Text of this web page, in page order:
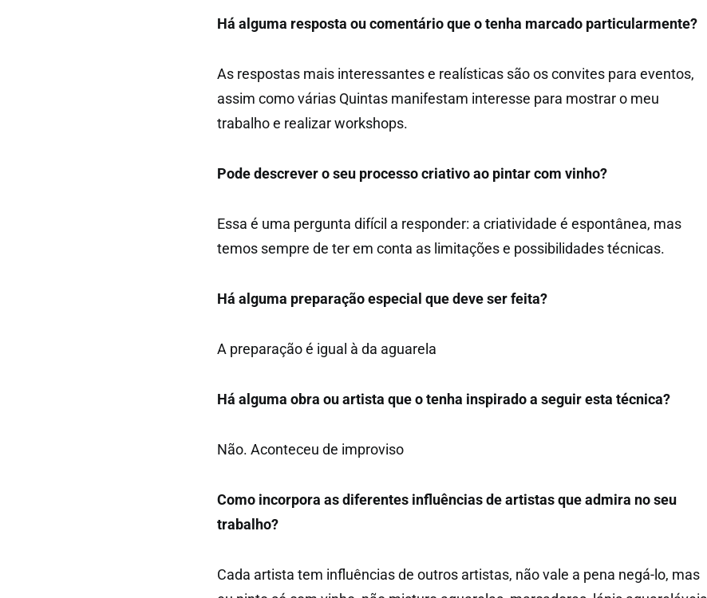
Há alguma resposta ou comentário que o tenha marcado particularmente?
As respostas mais interessantes e realísticas são os convites para eventos,
assim como várias Quintas manifestam interesse para mostrar o meu
trabalho e realizar workshops.
Pode descrever o seu processo criativoao pintar com vinho?
Essa é uma pergunta difícil a responder: a criatividade é espontânea, mas
temos sempre de ter em conta as limitações e possibilidades técnicas.
Há alguma preparação especial que deve ser feita?
A preparação é igual à da aguarela
Há alguma obra ou artista que o tenha inspirado a seguir esta técnica?
Não. Aconteceu de improviso
Como incorpora as diferentes influências de artistas que admira no seu
trabalho?
Cada artista tem influências de outros artistas, não vale a pena negá-lo, mas